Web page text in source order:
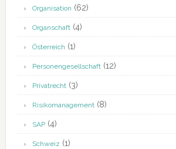
Organisation (62)
Organschaft(4)
Österreich (1)
Personengesellschaft(12)
Privatrecht(3)
Risikomanagement(8)
SAP(4)
Schweiz (1)